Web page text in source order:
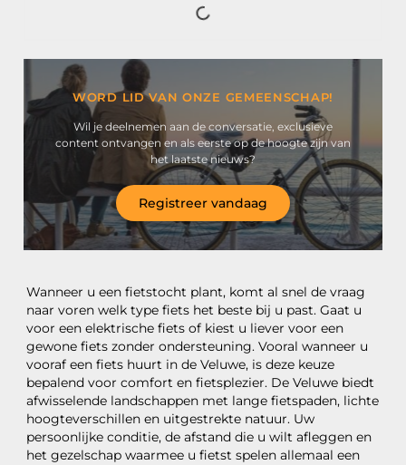
Wanneer u een fietstocht plant, komt al snel de vraag
naar voren welk type fiets het beste bij u past. Gaat u
voor een elektrische fiets of kiest u liever voor een
gewone fiets zonder ondersteuning. Vooral wanneer u
vooraf een fiets huurt in de Veluwe, is deze keuze
bepalend voor comfort en fietsplezier. De Veluwe biedt
afwisselende landschappen met lange fietspaden, lichte
hoogteverschillen en uitgestrekte natuur. Uw
persoonlijke conditie, de afstand die u wilt afleggen en
het gezelschap waarmee u fietst spelen allemaal een
WORD LID VAN ONZE GEMEENSCHAP!
Wil je deelnemen aan de conversatie, exclusieve
content ontvangen en als eerste op de hoogte zijn van
het laatste nieuws?
Registreer vandaag